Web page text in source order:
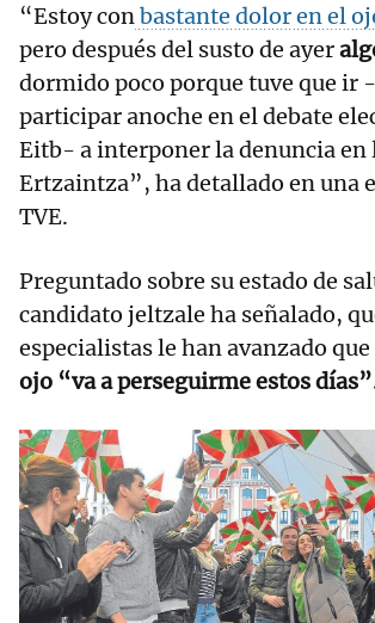
“Estoy conbastante dolor en el
pero después del susto de ayer
dormido poco porque tuve que ir
participar anoche en el debate
Eitb- a interponer la denuncia en
Ertzaintza”, ha detallado en una
TVE.
Preguntado sobre su estado de
candidato jeltzale ha señalado,
especialistas le han avanzado que
ojo “va a perseguirme estos